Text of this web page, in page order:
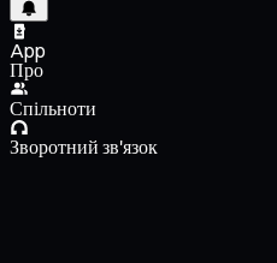
App
Про
Спільноти
Зворотний зв'язок